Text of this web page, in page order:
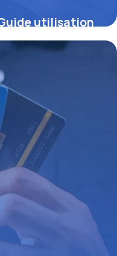
utilisation